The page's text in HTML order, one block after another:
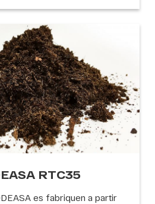
RTC35
es fabriquen a partir